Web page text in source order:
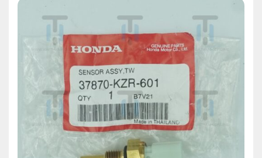
Không có sản phẩm nào trong giỏ hàng